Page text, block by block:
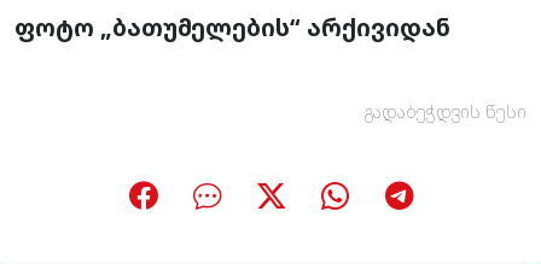
ფოტო „ბათუმელების“ არქივიდან
გადაბეჭდვის წესი